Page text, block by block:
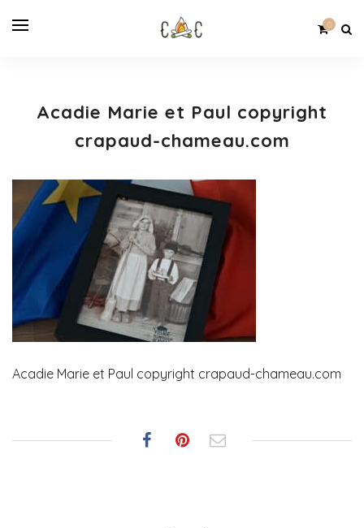
0
Acadie Marie et Paul copyright
crapaud-chameau.com
Acadie Marie et Paul copyright crapaud-chameau.com